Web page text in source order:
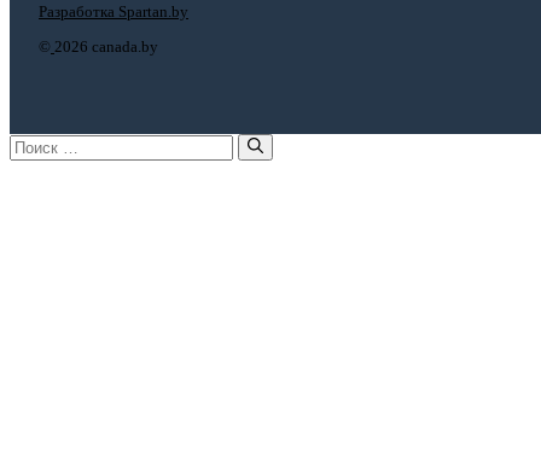
© 2026 canada.by
Разработка Spartan.by
Поиск: